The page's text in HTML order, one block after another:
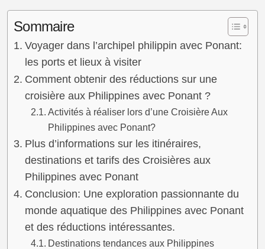
Sommaire
Voyager dans l’archipel philippin avec Ponant:
les ports et lieux à visiter
Comment obtenir des réductions sur une
croisière aux Philippines avec Ponant ?
Activités à réaliser lors d’une Croisière Aux
Philippines avec Ponant?
Plus d’informations sur les itinéraires,
destinations et tarifs des Croisières aux
Philippines avec Ponant
Conclusion: Une exploration passionnante du
monde aquatique des Philippines avec Ponant
et des réductions intéressantes.
Destinations tendances aux Philippines